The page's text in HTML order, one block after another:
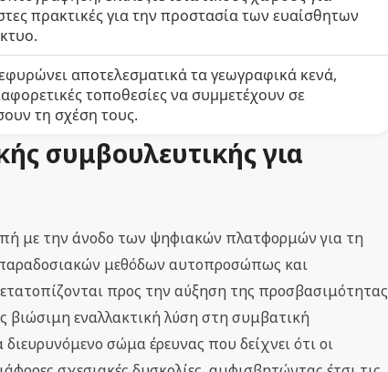
πρακτικές για την προστασία των ευαίσθητων
αποτελεσματικά τα γεωγραφικά κενά,
τοποθεσίες να συμμετέχουν σε
τη σχέση τους.
συμβουλευτικής για
με την άνοδο των ψηφιακών πλατφορμών για τη
μεθόδων αυτοπροσώπως και
προς την αύξηση της προσβασιμότητας
βιώσιμη εναλλακτική λύση στη συμβατική
σώμα έρευνας που δείχνει ότι οι